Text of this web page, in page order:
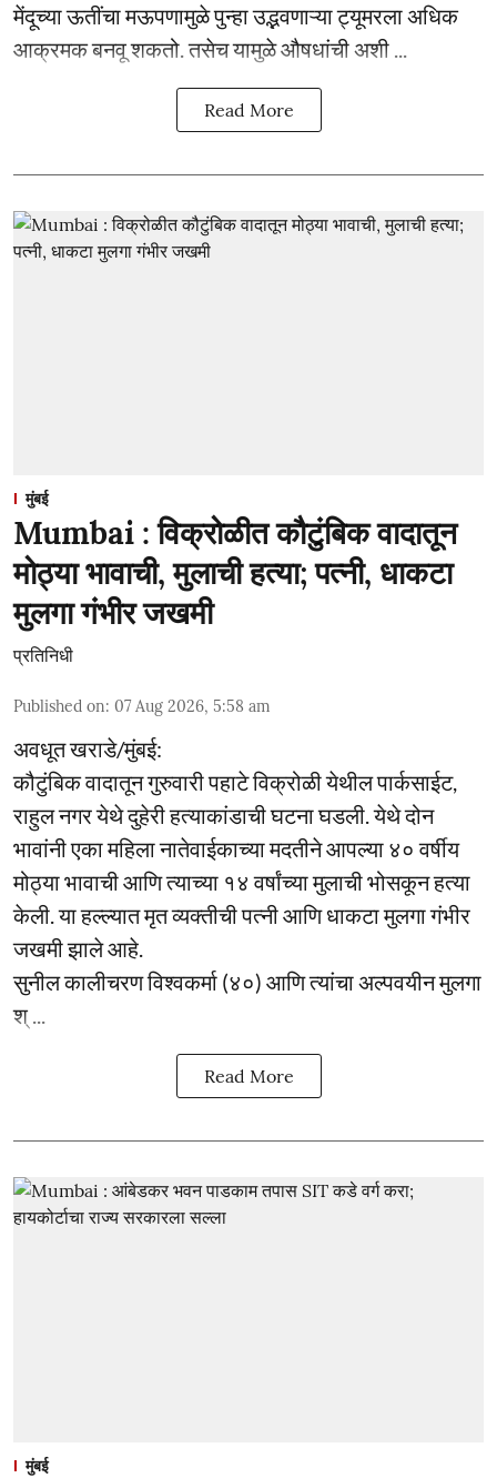
मेंदूच्या ऊतींचा मऊपणामुळे पुन्हा उद्भवणाऱ्या ट्यूमरला अधिक
आक्रमक बनवू शकतो. तसेच यामुळे औषधांची अशी ...
Read More
मुंबई
Mumbai : विक्रोळीत कौटुंबिक वादातून
मोठ्या भावाची, मुलाची हत्या; पत्नी, धाकटा
मुलगा गंभीर जखमी
प्रतिनिधी
Published on: 07 Aug 2026, 5:58 am
अवधूत खराडे/मुंबई:
कौटुंबिक वादातून गुरुवारी पहाटे विक्रोळी येथील पार्कसाईट,
राहुल नगर येथे दुहेरी हत्याकांडाची घटना घडली. येथे दोन
भावांनी एका महिला नातेवाईकाच्या मदतीने आपल्या ४० वर्षीय
मोठ्या भावाची आणि त्याच्या १४ वर्षांच्या मुलाची भोसकून हत्या
केली. या हल्ल्यात मृत व्यक्तीची पत्नी आणि धाकटा मुलगा गंभीर
जखमी झाले आहे.
सुनील कालीचरण विश्वकर्मा (४०) आणि त्यांचा अल्पवयीन मुलगा
श् ...
Read More
मुंबई